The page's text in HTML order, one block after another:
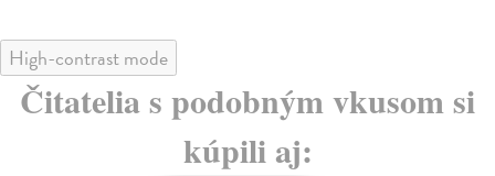
High-contrast mode
Čitatelia s podobným vkusom si
kúpili aj: